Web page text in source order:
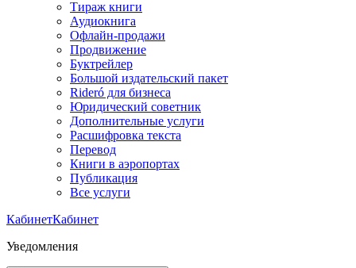
Тираж книги
Аудиокнига
Офлайн-продажи
Продвижение
Буктрейлер
Большой издательский пакет
Rideró для бизнеса
Юридический советник
Дополнительные услуги
Расшифровка текста
Перевод
Книги в аэропортах
Публикация
Все услуги
КабинетКабинет
Уведомления